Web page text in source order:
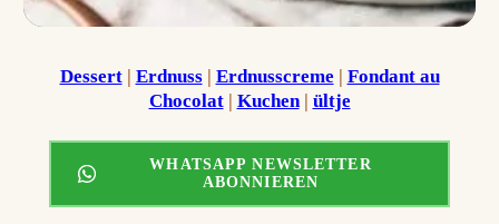
Dessert | Erdnuss | Erdnusscreme | Fondant au
Chocolat | Kuchen | ültje
WHATSAPP NEWSLETTER
ABONNIEREN